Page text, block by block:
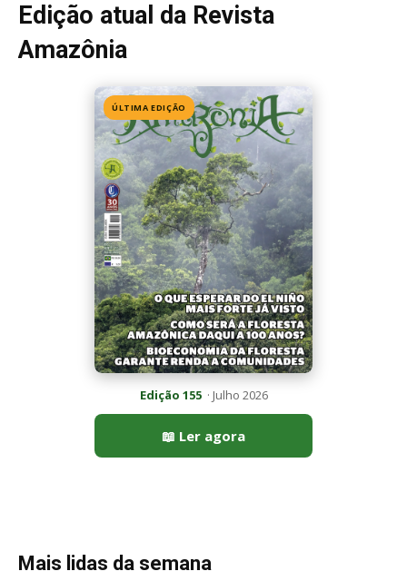
Edição 155· Julho 2026
📖 Ler agora
Mais lidas da semana
Peixe-lua emerge horizontalmente na superfície oceânica para
permitir que aves marinhas removam ectoparasitas